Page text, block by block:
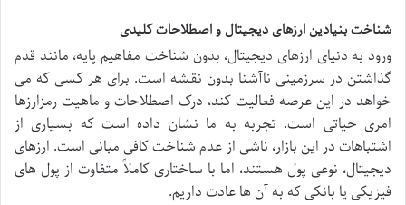
شناخت بنیادین ارزهای دیجیتال و اصطلاحات کلیدی
ورود به دنیای ارزهای دیجیتال، بدون شناخت مفاهیم پایه، مانند قدم
گذاشتن در سرزمینی ناآشنا بدون نقشه است. برای هر کسی که می
خواهد در این عرصه فعالیت کند، درک اصطلاحات و ماهیت رمزارزها
امری حیاتی است. تجربه به ما نشان داده است که بسیاری از
اشتباهات در این بازار، ناشی از عدم شناخت کافی مبانی است. ارزهای
دیجیتال، نوعی پول هستند، اما با ساختاری کاملاً متفاوت از پول های
فیزیکی یا بانکی که به آن ها عادت داریم.